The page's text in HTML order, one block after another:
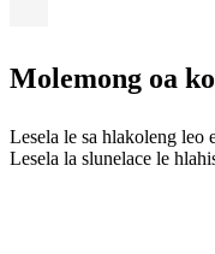
Molemong oa
Lesela le sa hlakoleng leo
Lesela la slunelace le